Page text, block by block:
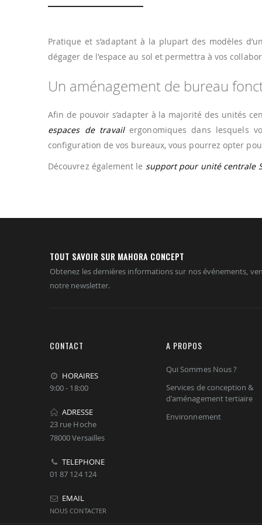
Pratique et s’adaptant à la plupart des modèles
dégager de l'espace au sol et permettra à vos
Un aménagement de bureau
Afin de pouvoir s’adapter à la majorité des unités
espaces de travailergonomiques dans lesquels
configuration de vos bureaux, vous pourrez opter
Découvrez également le support pour unité centrale
TOUT SAVOIR SUR MAHORA CONCEPT
Obtenez les dernières informations sur nos événements,
notre newsletter.
CONTACT
HORAIRES
9:00 - 18:00
ADRESSE
23 rue Hoche
78000 Versailles
TELEPHONE
01 87 124 124
EMAIL
NOUS CONTACTER
A PROPOS
Qui Sommes Nous ?
Services de conception &
d'aménagement tertiaire
Environnement